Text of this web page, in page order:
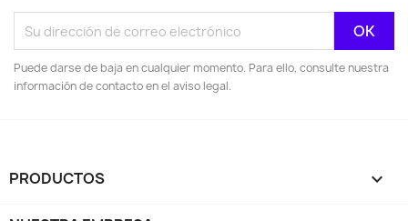
Puede darse de baja en cualquier momento. Para ello, consulte nuestra
información de contacto en el aviso legal.
PRODUCTOS 